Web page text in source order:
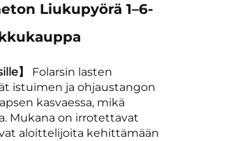
Liukupyörä 1–6-
】 Folarsin lasten
istuimen ja ohjaustangon
kasvaessa, mikä
Mukana on irrotettavat
aloittelijoita kehittämään